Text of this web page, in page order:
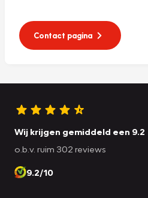
Contact pagina
Wij krijgen gemiddeld een 9.2
o.b.v. ruim 302 reviews
9.2/10